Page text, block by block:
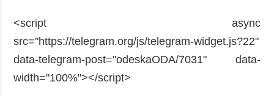
Entrevistas
Fotos
Video
<script async
src="https://telegram.org/js/telegram-widget.js?22"
data-telegram-post="odeskaODA/7031" data-
width="100%"></script>